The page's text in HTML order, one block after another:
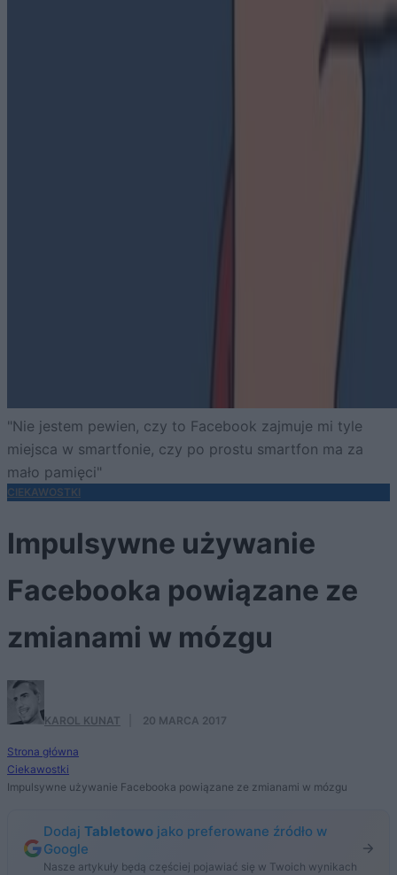
"Nie jestem pewien, czy to Facebook zajmuje mi tyle
miejsca w smartfonie, czy po prostu smartfon ma za
mało pamięci"
CIEKAWOSTKI
Impulsywne używanie
Facebooka powiązane ze
zmianami w mózgu
KAROL KUNAT 20 MARCA 2017
Strona główna
Ciekawostki
Impulsywne używanie Facebooka powiązane ze zmianami w mózgu
Dodaj Tabletowo jako preferowane źródło w
Google
Nasze artykuły będą częściej pojawiać się w Twoich wynikach